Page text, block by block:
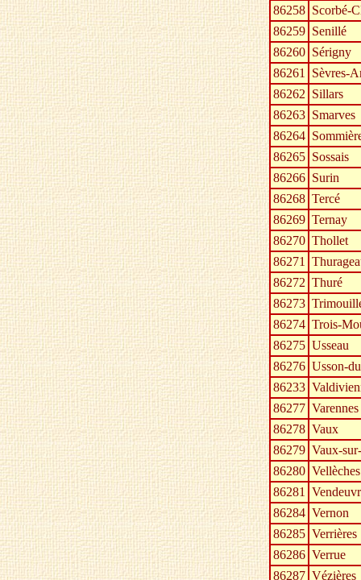
86258 Scorbé-
86259 Senillé
86260 Sérigny
86261 Sèvres-
86262 Sillars
86263 Smarves
86264
86265 Sossais
86266 Surin
86268 Tercé
86269 Ternay
86270 Thollet
86271
86272 Thuré
86273
86274 Trois-
86275 Usseau
86276 Usson-
86233
86277 Varennes
86278 Vaux
86279 Vaux-
86280 Vellèches
86281
86284 Vernon
86285 Verrières
86286 Verrue
86287 Vézières